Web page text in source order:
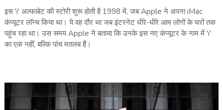
इस 'i' अल्फाबेट की स्टोरी शुरू होती है 1998 में, जब Apple ने अपना iMac
कंप्यूटर लॉन्च किया था। ये वह दौर था जब इंटरनेट धीरे-धीरे आम लोगों के घरों तक
पहुंच रहा था। उस समय Apple ने बताया कि उनके इस नए कंप्यूटर के नाम में 'i'
का एक नहीं, बल्कि पांच मतलब हैं।